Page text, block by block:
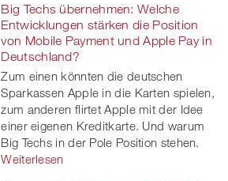
Big Techs übernehmen: Welche
Entwicklungen stärken die Position
von Mobile Payment und Apple Pay in
Deutschland?
Zum einen könnten die deutschen
Sparkassen Apple in die Karten spielen,
zum anderen flirtet Apple mit der Idee
einer eigenen Kreditkarte. Und warum
Big Techs in der Pole Position stehen.
Weiterlesen